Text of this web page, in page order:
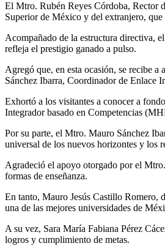
El Mtro. Rubén Reyes Córdoba, Rector
Superior de México y del extranjero,
Acompañado de la estructura directiva,
refleja el prestigio ganado a pulso.
Agregó que, en esta ocasión, se recibe
Sánchez Ibarra, Coordinador de Enlace
Exhortó a los visitantes a conocer a
Integrador basado en Competencias
Por su parte, el Mtro. Mauro Sánchez
universal de los nuevos horizontes y los
Agradeció el apoyo otorgado por el
formas de enseñanza.
En tanto, Mauro Jesús Castillo Romero,
una de las mejores universidades de
A su vez, Sara María Fabiana Pérez
logros y cumplimiento de metas.